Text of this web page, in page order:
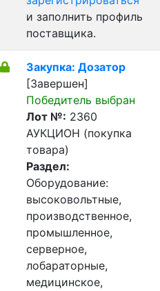
и заполнить профиль
поставщика.
Закупка: Дозатор
[Завершен]
Победитель выбран
Лот №: 2360
АУКЦИОН (покупка
товара)
Раздел:
Оборудование:
высоковольтные,
производственное,
промышленное,
серверное,
лобараторные,
медицинское,